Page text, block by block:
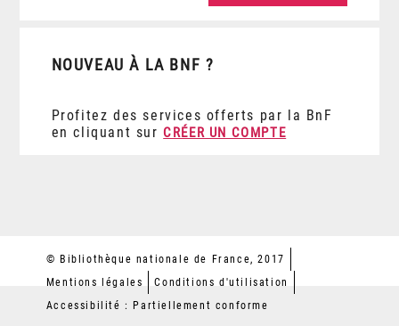
NOUVEAU À LA BNF ?
Profitez des services offerts par la BnF
en cliquant sur CRÉER UN COMPTE
© Bibliothèque nationale de France, 2017
Mentions légales
Conditions d'utilisation
Accessibilité : Partiellement conforme